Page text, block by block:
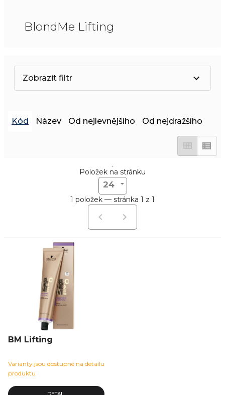
BlondMe Lifting
Zobrazit filtr
Kód Název Od nejlevnějšího Od nejdražšího
Položek na stránku
24
1 položek — stránka 1 z 1
BM Lifting
Varianty jsou dostupné na detailu
produktu